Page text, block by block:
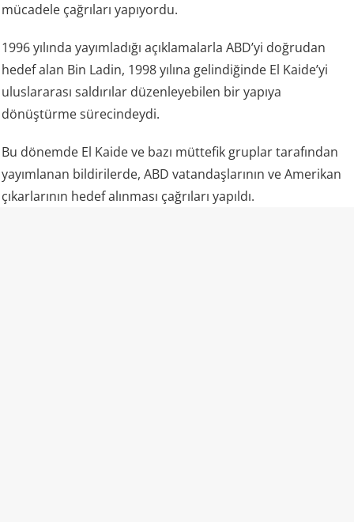
mücadele çağrıları yapıyordu.
1996 yılında yayımladığı açıklamalarla ABD’yi doğrudan
hedef alan Bin Ladin, 1998 yılına gelindiğinde El Kaide’yi
uluslararası saldırılar düzenleyebilen bir yapıya
dönüştürme sürecindeydi.
Bu dönemde El Kaide ve bazı müttefik gruplar tarafından
yayımlanan bildirilerde, ABD vatandaşlarının ve Amerikan
çıkarlarının hedef alınması çağrıları yapıldı.